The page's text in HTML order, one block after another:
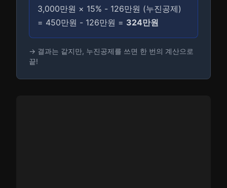
3,000만원 × 15% - 126만원 (누진공제)
= 450만원 - 126만원 = 324만원
→ 결과는 같지만, 누진공제를 쓰면 한 번의 계산으로
끝!